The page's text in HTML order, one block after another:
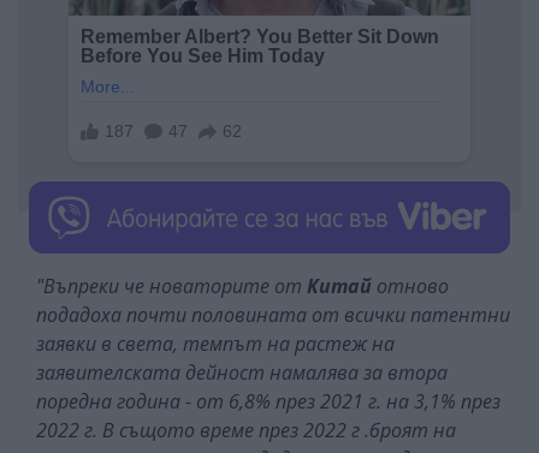
"Въпреки че новаторите от Китай отново
подадоха почти половината от всички патентни
заявки в света, темпът на растеж на
заявителската дейност намалява за втора
поредна година - от 6,8% през 2021 г. на 3,1% през
2022 г. В същото време през 2022 г .броят на